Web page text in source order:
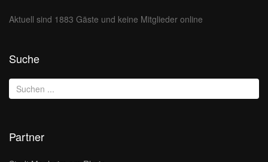
Aktuell sind 1883 Gäste und keine Mitglieder online
Suche
Partner